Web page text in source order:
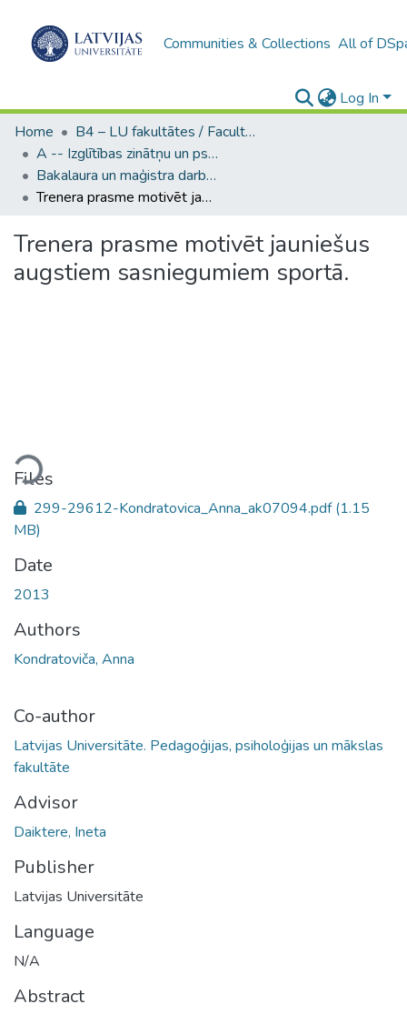
Communities & Collections All of
Log In
Home
B4 – LU fakultātes / Faculties of the UL
A -- Izglītības zinātņu un psiholoģijas fakultāte / Faculty of Education Sciences and Psychology
Bakalaura un maģistra darbi (PPMF) / Bachelor's and Master's theses
Trenera prasme motivēt jauniešus augstiem sasniegumiem sportā.
Trenera prasme motivēt jauniešus
augstiem sasniegumiem sportā.
Loading...
Files
299-29612-Kondratovica_Anna_ak07094.pdf(1.15
MB)
Date
2013
Authors
Kondratoviča, Anna
Co-author
Latvijas Universitāte. Pedagoģijas, psiholoģijas un mākslas
fakultāte
Advisor
Daiktere, Ineta
Publisher
Latvijas Universitāte
Language
N/A
Abstract